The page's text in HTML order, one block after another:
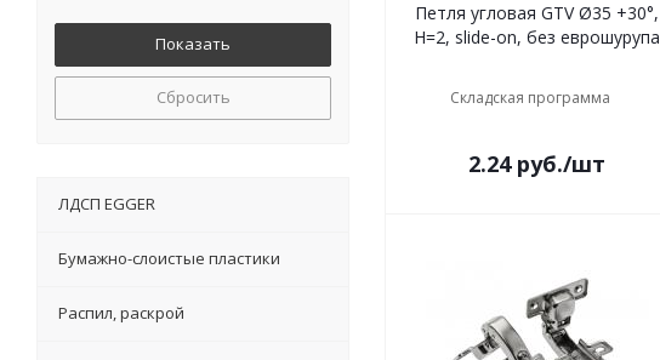
Петля угловая GTV Ø35 +30°,
H=2, slide-on, без еврошурупа
Складская программа
2.24руб./шт
Сбросить
ЛДСП EGGER
Бумажно-слоистые пластики
Распил, раскрой